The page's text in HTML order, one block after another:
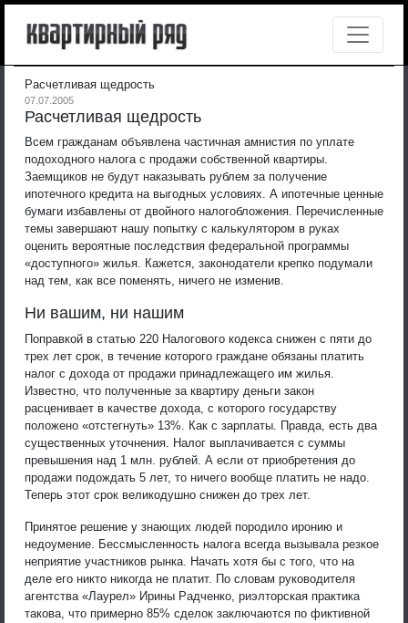
Расчетливая щедрость
07.07.2005
Расчетливая щедрость
Всем гражданам объявлена частичная амнистия по уплате
подоходного налога с продажи собственной квартиры.
Заемщиков не будут наказывать рублем за получение
ипотечного кредита на выгодных условиях. А ипотечные ценные
бумаги избавлены от двойного налогобложения. Перечисленные
темы завершают нашу попытку с калькулятором в руках
оценить вероятные последствия федеральной программы
«доступного» жилья. Кажется, законодатели крепко подумали
над тем, как все поменять, ничего не изменив.
Ни вашим, ни нашим
Поправкой в статью 220 Налогового кодекса снижен с пяти до
трех лет срок, в течение которого граждане обязаны платить
налог с дохода от продажи принадлежащего им жилья.
Известно, что полученные за квартиру деньги закон
расценивает в качестве дохода, с которого государству
положено «отстегнуть» 13%. Как с зарплаты. Правда, есть два
существенных уточнения. Налог выплачивается с суммы
превышения над 1 млн. рублей. А если от приобретения до
продажи подождать 5 лет, то ничего вообще платить не надо.
Теперь этот срок великодушно снижен до трех лет.
Принятое решение у знающих людей породило иронию и
недоумение. Бессмысленность налога всегда вызывала резкое
неприятие участников рынка. Начать хотя бы с того, что на
деле его никто никогда не платит. По словам руководителя
агентства «Лаурел» Ирины Радченко, риэлторская практика
такова, что примерно 85% сделок заключаются по фиктивной